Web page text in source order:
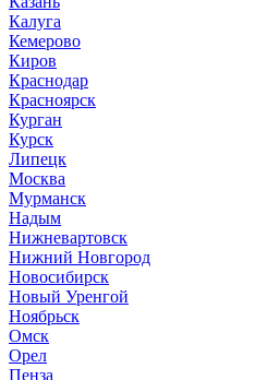
Калуга
Кемерово
Киров
Краснодар
Красноярск
Курган
Курск
Липецк
Москва
Мурманск
Надым
Нижневартовск
Нижний Новгород
Новосибирск
Новый Уренгой
Ноябрьск
Омск
Орел
Пенза